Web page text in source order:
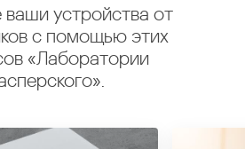
устройства от
с помощью этих
«Лаборатории